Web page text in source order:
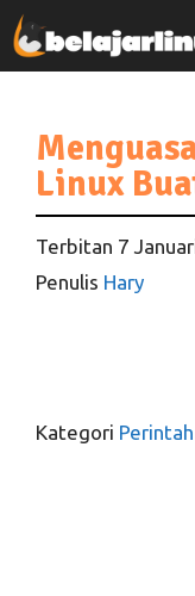
Langsung
ke
Linux
Terbitan 7
Penulis Hary
Kategori